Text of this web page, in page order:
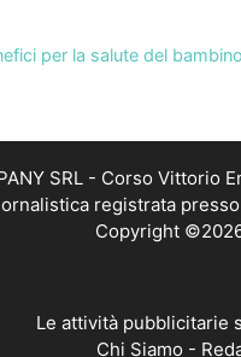
per la salute del bambino
SRL - Corso Vittorio
registrata
Copyright
Le attività pubblicitarie
Chi Siamo -